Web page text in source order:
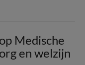
Medische
en welzijn